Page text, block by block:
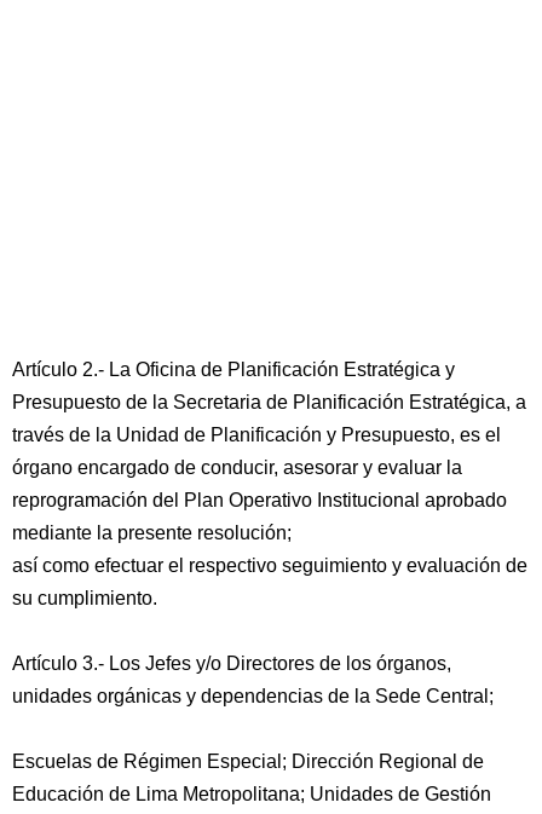
Artículo 2.- La Oficina de Planificación Estratégica y
Presupuesto de la Secretaria de Planificación Estratégica, a
través de la Unidad de Planificación y Presupuesto, es el
órgano encargado de conducir, asesorar y evaluar la
reprogramación del Plan Operativo Institucional aprobado
mediante la presente resolución;
así como efectuar el respectivo seguimiento y evaluación de
su cumplimiento.
Artículo 3.- Los Jefes y/o Directores de los órganos,
unidades orgánicas y dependencias de la Sede Central;
Escuelas de Régimen Especial; Dirección Regional de
Educación de Lima Metropolitana; Unidades de Gestión